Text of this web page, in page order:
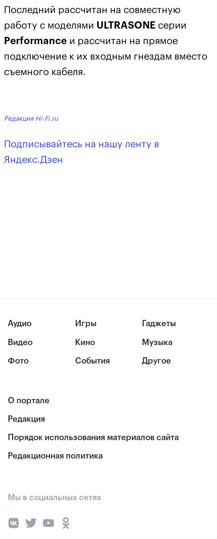
Последний рассчитан на совместную
работу с моделями ULTRASONE серии
Performance и рассчитан на прямое
подключение к их входным гнездам вместо
съемного кабеля.
Редакция Hi-Fi.ru
Подписывайтесь на нашу ленту в
Яндекс.Дзен
Аудио
Видео
Фото
Игры
Кино
События
Гаджеты
Музыка
Другое
О портале
Редакция
Порядок использования материалов сайта
Редакционная политика
Мы в социальных сетях